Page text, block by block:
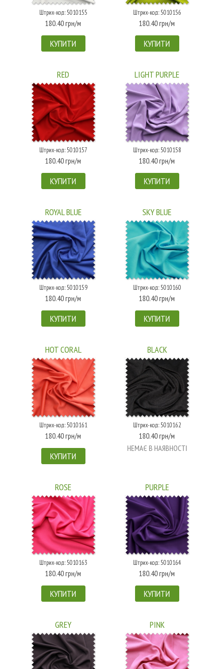
Штрих-код: 5010155
180.40 грн/м
КУПИТИ
Штрих-код: 5010156
180.40 грн/м
КУПИТИ
RED
Штрих-код: 5010157
180.40 грн/м
КУПИТИ
LIGHT PURPLE
Штрих-код: 5010158
180.40 грн/м
КУПИТИ
ROYAL BLUE
Штрих-код: 5010159
180.40 грн/м
КУПИТИ
SKY BLUE
Штрих-код: 5010160
180.40 грн/м
КУПИТИ
HOT CORAL
Штрих-код: 5010161
180.40 грн/м
КУПИТИ
BLACK
Штрих-код: 5010162
180.40 грн/м
НЕМАЄ В НАЯВНОСТІ
ROSE
Штрих-код: 5010163
180.40 грн/м
КУПИТИ
PURPLE
Штрих-код: 5010164
180.40 грн/м
КУПИТИ
GREY PINK